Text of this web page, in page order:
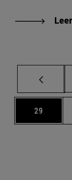
Página
29